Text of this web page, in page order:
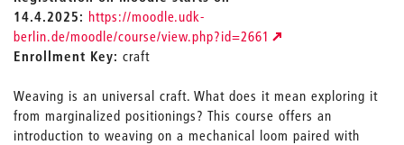
14.4.2025: https://moodle.udk-
berlin.de/moodle/course/view.php?id=2661
Enrollment Key: craft
Weaving is an universal craft. What does it mean exploring it
from marginalized positionings? This course offers an
introduction to weaving on a mechanical loom paired with